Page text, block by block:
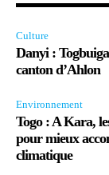
Culture
Danyi :
canton d’Ahlon
Environnement
Togo : A Kara,
pour mieux
climatique